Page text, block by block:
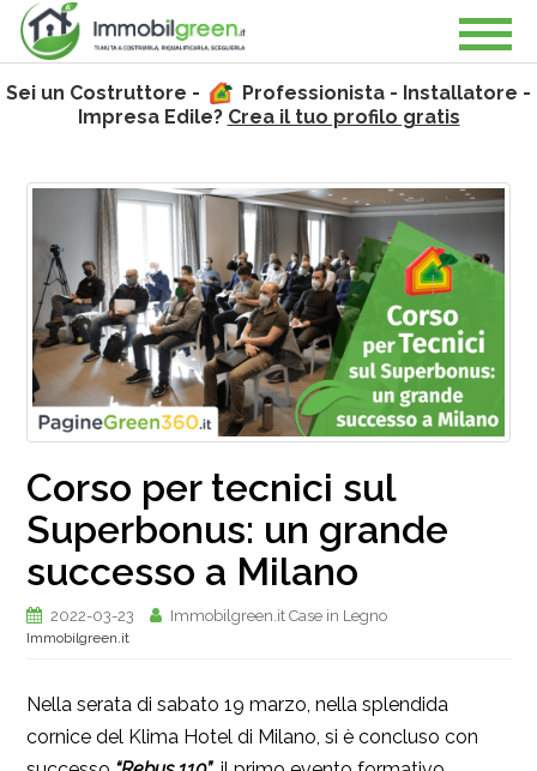
Sei un Costruttore -
Professionista - Installatore -
Impresa Edile? Crea il tuo profilo gratis
Corso per tecnici sul
Superbonus: un grande
successo a Milano
2022-03-23 Immobilgreen.it Case in Legno
Immobilgreen.it
Nella serata di sabato 19 marzo, nella splendida
cornice del Klima Hotel di Milano, si è concluso con